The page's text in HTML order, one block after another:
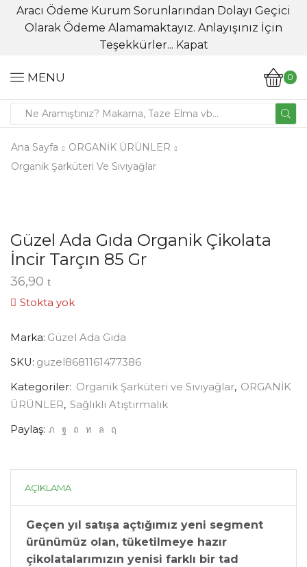
Aracı Ödeme Kurum Sorunlarından Dolayı Geçici
Olarak Ödeme Alamamaktayız. Anlayışınız İçin
Teşekkürler... Kapat
MENU 0
Ana Sayfa
ORGANİK ÜRÜNLER
Organik Şarküteri Ve Sıvıyağlar
Güzel Ada Gıda Organik Çikolata
İncir Tarçın 85 Gr
36,90
Stokta yok
Marka: Güzel Ada Gıda
SKU: guzel8681161477386
Kategoriler: Organik Şarküteri ve Sıvıyağlar, ORGANİK
ÜRÜNLER, Sağlıklı Atıştırmalık
Paylaş:
AÇIKLAMA
Geçen yıl satışa açtığımız yeni segment
ürünümüz olan, tüketilmeye hazır
çikolatalarımızın yenisi farklı bir tad